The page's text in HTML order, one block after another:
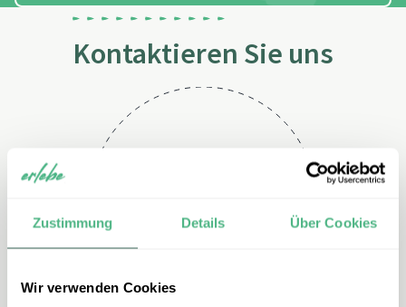
Zustimmung Details Über Cookies
Wir verwenden Cookies
Kontaktieren Sie uns
+49 2151 3880 153